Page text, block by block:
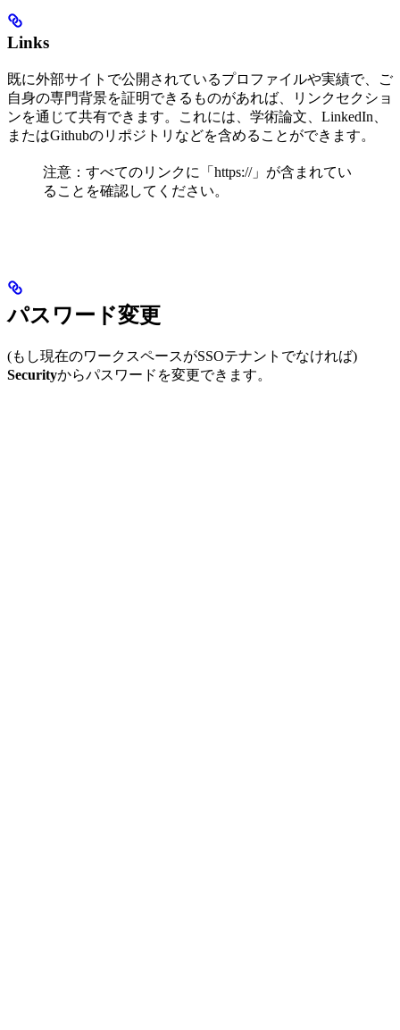
Links
既に外部サイトで公開されているプロファイルや実績で、ご
自身の専門背景を証明できるものがあれば、リンクセクショ
ンを通じて共有できます。これには、学術論文、LinkedIn、
またはGithubのリポジトリなどを含めることができます。
注意：すべてのリンクに「https://」が含まれてい
ることを確認してください。
パスワード変更
(もし現在のワークスペースがSSOテナントでなければ)
Securityからパスワードを変更できます。